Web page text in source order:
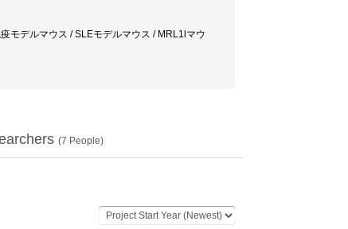
モデルマウス / SLEモデルマウス / MRL1lマウ
(7 People)